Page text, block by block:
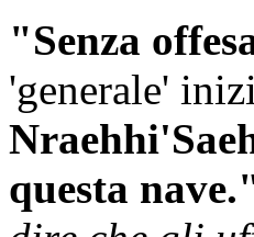
"Senza
'generale'
questa